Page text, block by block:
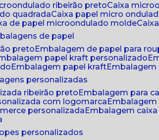
ribeirão preto
caixa
quadrada caixa papel micro
de papel microondulado molde
de papel
preto embalagem de papel para
papel kraft personalizado
embalagem papel kraft
personalizadas
ribeirão preto
embalagem para
com logomarca
personalizada
embalagem
personalizados